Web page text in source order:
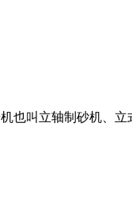
叫立轴制砂机、